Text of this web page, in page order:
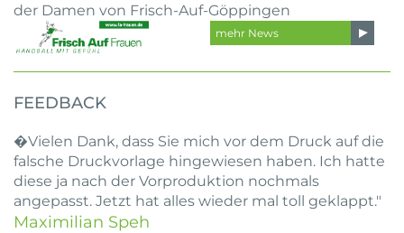
der Damen von Frisch-Auf-Göppingen
mehr News
FEEDBACK
�Vielen Dank, dass Sie mich vor dem Druck auf die
falsche Druckvorlage hingewiesen haben. Ich hatte
diese ja nach der Vorproduktion nochmals
angepasst. Jetzt hat alles wieder mal toll geklappt."
Maximilian Speh